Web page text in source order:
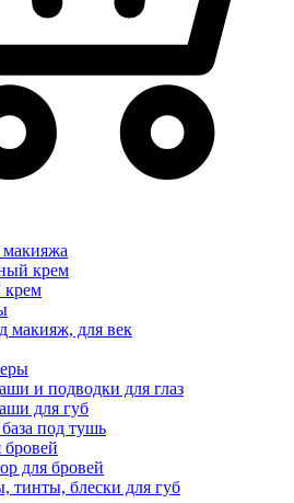
макияжа
крем
крем
макияж, для век
и подводки для глаз
для губ
под тушь
бровей
для бровей
тинты, блески для губ